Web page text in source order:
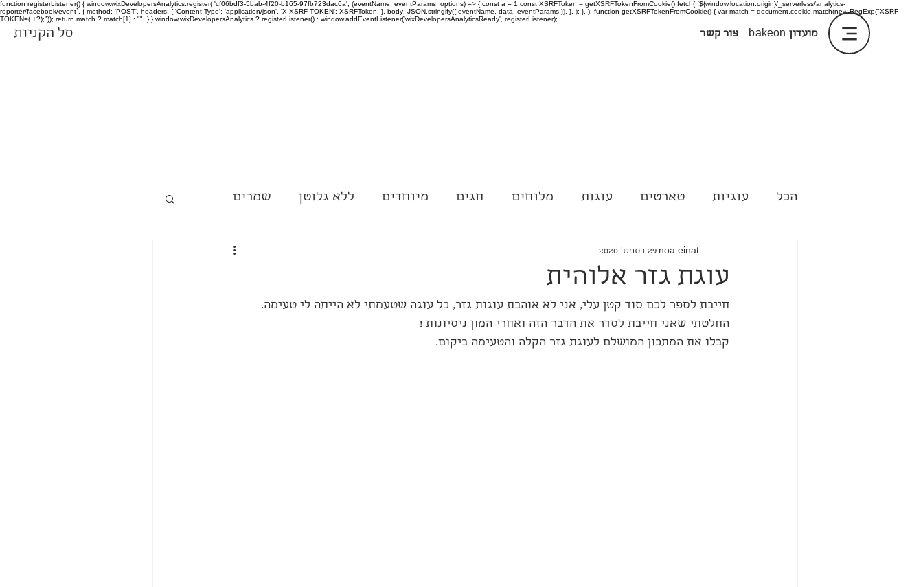
function registerListener() { window.wixDevelopersAnalytics.register( 'cf06bdf3-5bab-4f20-b165-97fb723dac6a', (eventName, eventParams, options) => { const a = 1 const XSRFToken = getXSRFTokenFromCookie() fetch( `${window.location.origin}/_serverless/analytics-
reporter/facebook/event`, { method: 'POST', headers: { 'Content-Type': 'application/json', 'X-XSRF-TOKEN': XSRFToken, }, body: JSON.stringify({ eventName, data: eventParams }), }, ); }, ); function getXSRFTokenFromCookie() { var match = document.cookie.match(new RegExp("XSRF-
TOKEN=(.+?);")); return match ? match[1] : ""; } } window.wixDevelopersAnalytics ? registerListener() : window.addEventListener('wixDevelopersAnalyticsReady', registerListener);
סל הקניות צור קשר מועדון bakeon
הכל עוגיות טארטים עוגות מלוחים חגים מיוחדים ללא גלוטן שמרים
עוגת גזר אלוהית
noa einat 29 בספט׳ 2020
חייבת לספר לכם סוד קטן עלי, אני לא אוהבת עוגות גזר, כל עוגה שטעמתי לא הייתה לי טעימה.
החלטתי שאני חייבת לסדר את הדבר הזה ואחרי המון ניסיונות !
קבלו את המתכון המושלם לעוגת גזר הקלה והטעימה ביקום.